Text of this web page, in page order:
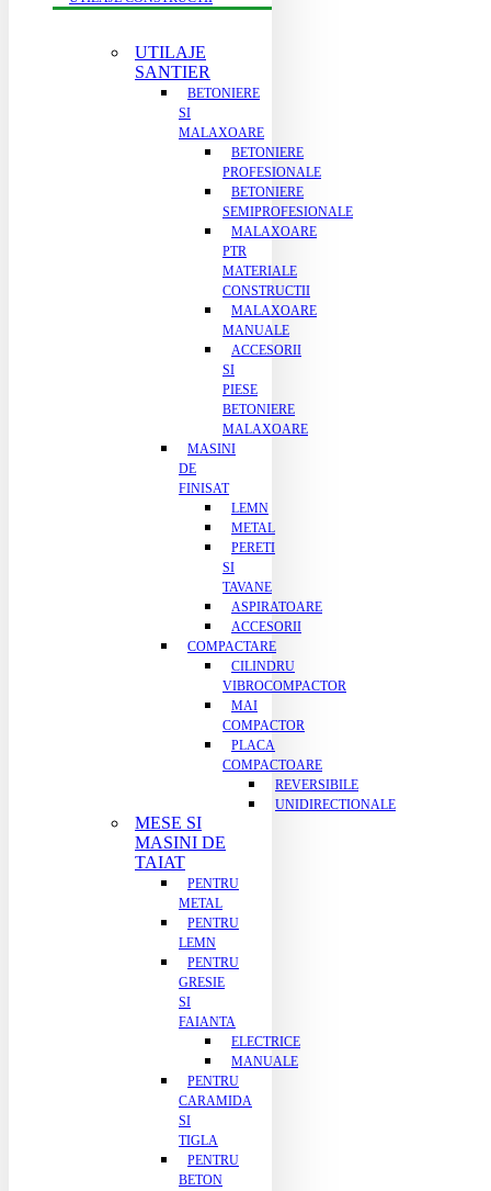
UTILAJE
SANTIER
BETONIERE
SI
MALAXOARE
BETONIERE
PROFESIONALE
BETONIERE
SEMIPROFESIONALE
MALAXOARE
PTR
MATERIALE
CONSTRUCTII
MALAXOARE
MANUALE
ACCESORII
SI
PIESE
BETONIERE
MALAXOARE
MASINI
DE
FINISAT
LEMN
METAL
PERETI
SI
TAVANE
ASPIRATOARE
ACCESORII
COMPACTARE
CILINDRU
VIBROCOMPACTOR
MAI
COMPACTOR
PLACA
COMPACTOARE
REVERSIBILE
UNIDIRECTIONALE
MESE SI
MASINI DE
TAIAT
PENTRU
METAL
PENTRU
LEMN
PENTRU
GRESIE
SI
FAIANTA
ELECTRICE
MANUALE
PENTRU
CARAMIDA
SI
TIGLA
PENTRU
BETON